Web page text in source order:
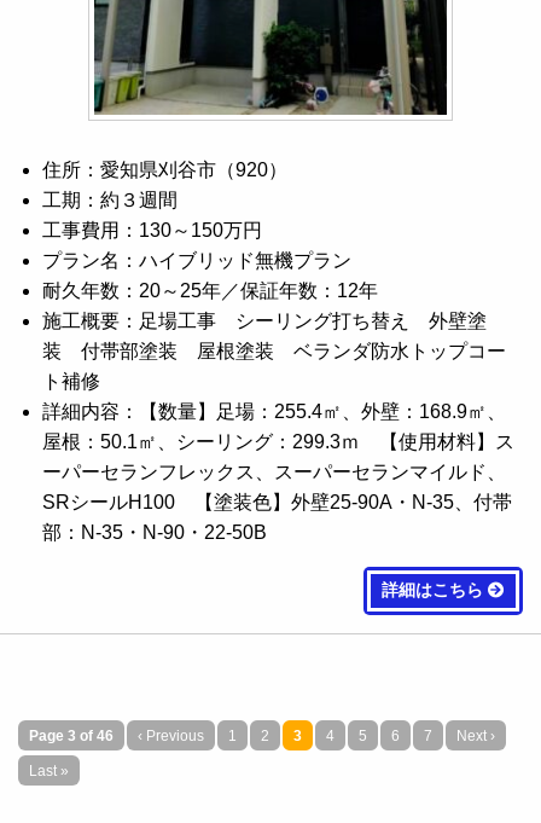
住所：愛知県刈谷市（920）
工期：約３週間
工事費用：130～150万円
プラン名：ハイブリッド無機プラン
耐久年数：20～25年／保証年数：12年
施工概要：足場工事 シーリング打ち替え 外壁塗
装 付帯部塗装 屋根塗装 ベランダ防水トップコー
ト補修
詳細内容：【数量】足場：255.4㎡、外壁：168.9㎡、
屋根：50.1㎡、シーリング：299.3ｍ 【使用材料】ス
ーパーセランフレックス、スーパーセランマイルド、
SRシールH100 【塗装色】外壁25-90A・N-35、付帯
部：N-35・N-90・22-50B
詳細はこちら
Page 3 of 46 ‹ Previous 1 2 3 4 5 6 7 Next ›
Last »